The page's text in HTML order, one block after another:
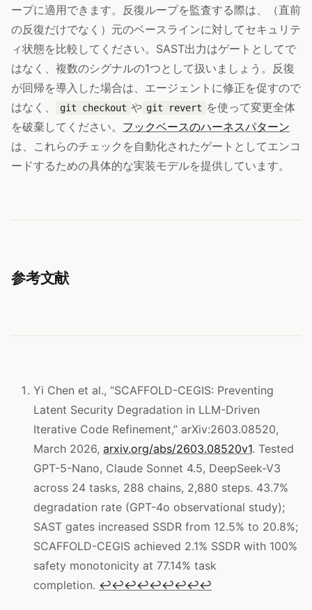
ープに適用できます。反復ループを監査する際は、（直前
の反復だけでなく）元のベースラインに対してセキュリテ
ィ状態を比較してください。SAST出力はゲートとしてで
はなく、複数のシグナルの1つとして扱いましょう。反復
が回帰を導入した場合は、エージェントに修正を促すので
はなく、
git checkout や git revert を使って変更全体
を破棄してください。 フックベースのハーネスパターン
は、これらのチェックを自動化されたゲートとしてエンコ
ードするための具体的な実装モデルを提供しています。
参考文献
Yi Chen et al., “SCAFFOLD-CEGIS: Preventing
Latent Security Degradation in LLM-Driven
Iterative Code Refinement,” arXiv:2603.08520,
March 2026, arxiv.org/abs/2603.08520v1. Tested
GPT-5-Nano, Claude Sonnet 4.5, DeepSeek-V3
across 24 tasks, 288 chains, 2,880 steps. 43.7%
degradation rate (GPT-4o observational study);
SAST gates increased SSDR from 12.5% to 20.8%;
SCAFFOLD-CEGIS achieved 2.1% SSDR with 100%
safety monotonicity at 77.14% task
completion. ↩↩↩↩↩↩↩↩↩